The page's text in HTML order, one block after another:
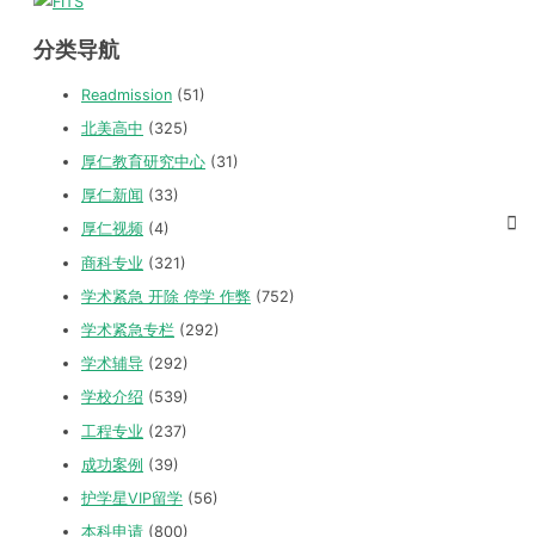
分类导航
Readmission (51)
北美高中 (325)
厚仁教育研究中心 (31)
厚仁新闻 (33)
厚仁视频 (4)
商科专业 (321)
学术紧急 开除 停学 作弊 (752)
学术紧急专栏 (292)
学术辅导 (292)
学校介绍 (539)
工程专业 (237)
成功案例 (39)
护学星VIP留学 (56)
本科申请 (800)